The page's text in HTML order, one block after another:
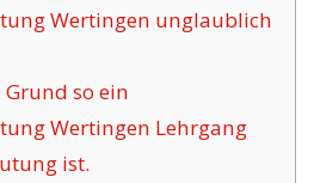
Wertingen unglaublich
so ein
Wertingen Lehrgang
ist.